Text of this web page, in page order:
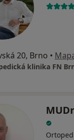
20, Brno •
klinika FN
Ortoped